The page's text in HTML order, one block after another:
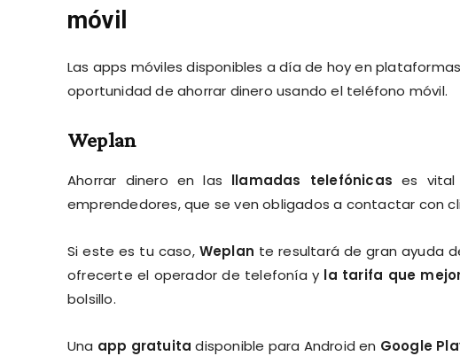
móvil
Las apps móviles disponibles a día de hoy en
oportunidad de ahorrar dinero usando el teléfono móvil.
Weplan
Ahorrar dinero en las llamadas telefónicas es
emprendedores, que se ven obligados a contactar con
Si este es tu caso, Weplan te resultará de gran ayuda
ofrecerte el operador de telefonía y la tarifa que
bolsillo.
Una app gratuita disponible para Android en Google